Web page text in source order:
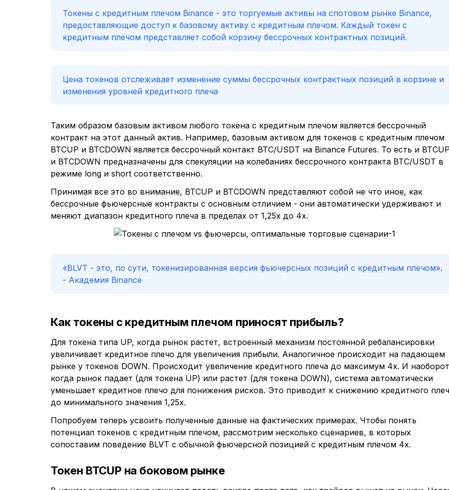
Токены с кредитным плечом Binance - это торгуемые активы на спотовом рынке Binance,
предоставляющие доступ к базовому активу с кредитным плечом. Каждый токен с
кредитным плечом представляет собой корзину бессрочных контрактных позиций.
Цена токенов отслеживает изменение суммы бессрочных контрактных позиций в корзине и
изменения уровней кредитного плеча
Таким образом базовым активом любого токена с кредитным плечом является бессрочный
контракт на этот данный актив. Например, базовым активом для токенов с кредитным плечом
BTCUP и BTCDOWN является бессрочный контакт BTC/USDT на Binance Futures. То есть и
и BTCDOWN предназначены для спекуляции на колебаниях бессрочного контракта BTC/USDT в
режиме long и short соответственно.
Принимая все это во внимание, BTCUP и BTCDOWN представляют собой не что иное, как
бессрочные фьючерсные контракты с основным отличием - они автоматически удерживают и
меняют диапазон кредитного плеча в пределах от 1,25x до 4x.
«BLVT - это, по сути, токенизированная версия фьючерсных позиций с кредитным плечом».
- Академия Binance
Как токены с кредитным плечом приносят прибыль?
Для токена типа UP, когда рынок растет, встроенный механизм постоянной ребалансировки
увеличивает кредитное плечо для увеличения прибыли. Аналогичное происходит на падающем
рынке у токенов DOWN. Происходит увеличение кредитного плеча до максимум 4x. И
когда рынок падает (для токена UP) или растет (для токена DOWN), система автоматически
уменьшает кредитное плечо для понижения рисков. Это приводит к снижению кредитного
до минимального значения 1,25x.
Попробуем теперь усвоить полученные данные на фактических примерах. Чтобы понять
потенциал токенов с кредитным плечом, рассмотрим несколько сценариев, в которых
сопоставим поведение BLVT с обычной фьючерсной позицией с кредитным плечом 4x.
Токен BTCUP на боковом рынке